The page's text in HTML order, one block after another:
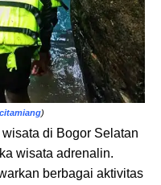
)
di Bogor Selatan
wisata adrenalin.
berbagai aktivitas